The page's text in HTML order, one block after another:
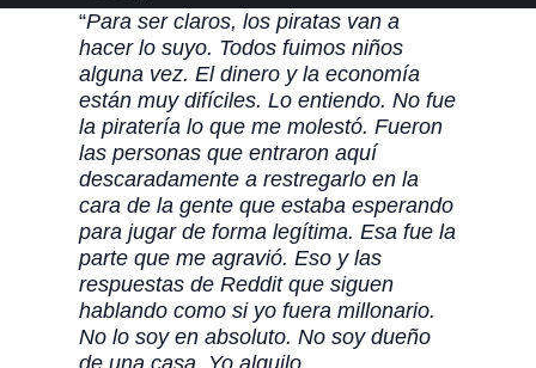
“Para ser claros, los piratas van a
hacer lo suyo. Todos fuimos niños
alguna vez. El dinero y la economía
están muy difíciles. Lo entiendo. No fue
la piratería lo que me molestó. Fueron
las personas que entraron aquí
descaradamente a restregarlo en la
cara de la gente que estaba esperando
para jugar de forma legítima. Esa fue la
parte que me agravió. Eso y las
respuestas de Reddit que siguen
hablando como si yo fuera millonario.
No lo soy en absoluto. No soy dueño